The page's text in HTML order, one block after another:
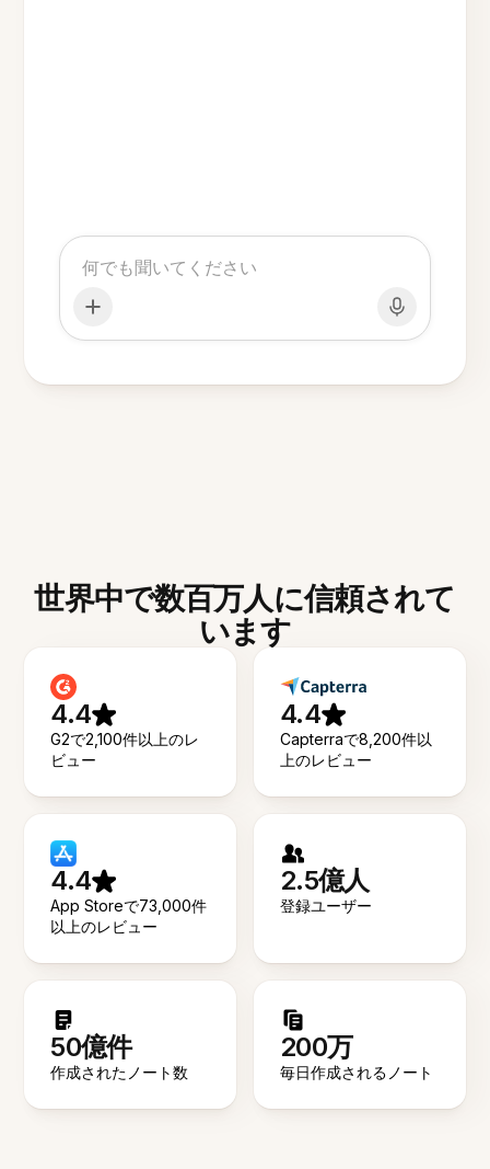
世界中で数百万人に信頼されて
います
4.4
G2で2,100件以上のレ
ビュー
4.4
Capterraで8,200件以
上のレビュー
4.4
App Storeで73,000件
以上のレビュー
2.5億人
登録ユーザー
50億件
作成されたノート数
200万
毎日作成されるノート